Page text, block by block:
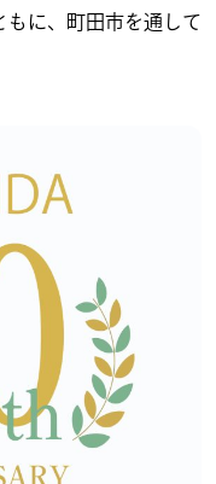
もに、町田市を通して